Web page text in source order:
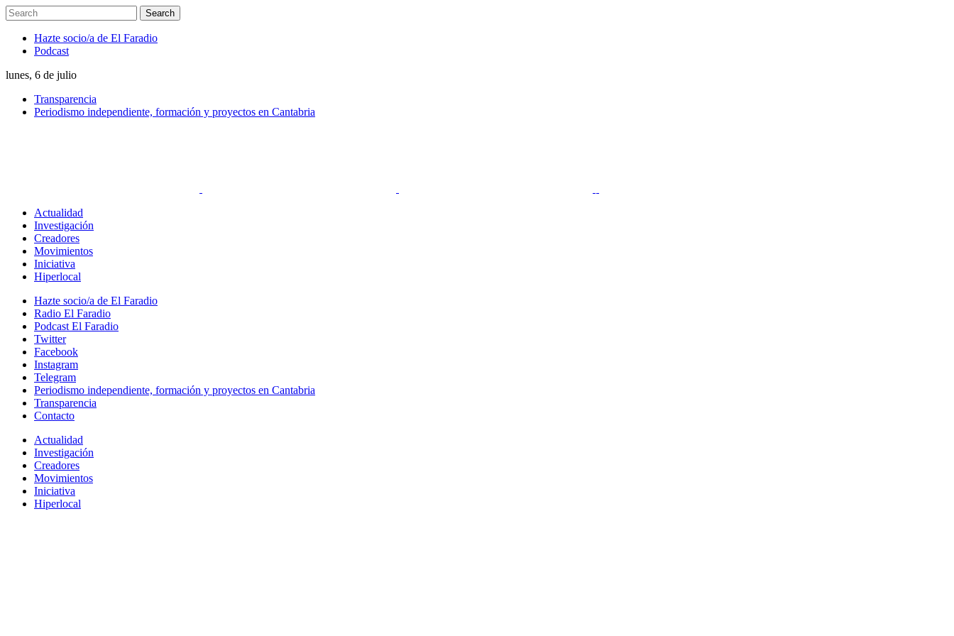
Hazte socio/a de El Faradio
Podcast
lunes, 6 de julio
Transparencia
Periodismo independiente, formación y proyectos en Cantabria
Actualidad
Investigación
Creadores
Movimientos
Iniciativa
Hiperlocal
Hazte socio/a de El Faradio
Radio El Faradio
Podcast El Faradio
Twitter
Facebook
Instagram
Telegram
Periodismo independiente, formación y proyectos en Cantabria
Transparencia
Contacto
Actualidad
Investigación
Creadores
Movimientos
Iniciativa
Hiperlocal